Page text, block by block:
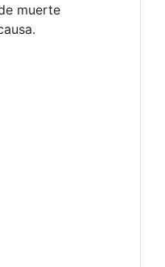
muerte